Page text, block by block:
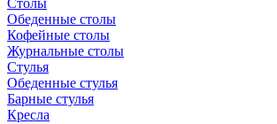
Столы
Обеденные столы
Кофейные столы
Журнальные столы
Стулья
Обеденные стулья
Барные стулья
Кресла